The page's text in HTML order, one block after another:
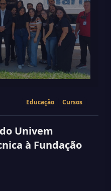
Educação Cursos
Univem
à Fundação